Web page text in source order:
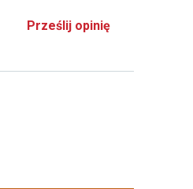
Prześlij opinię